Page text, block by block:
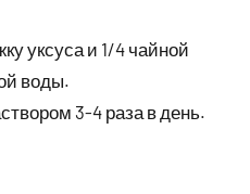
уксуса и 1/4 чайной
воды.
3-4 раза в день.